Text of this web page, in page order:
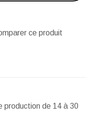
ce produit
production de 14 à 30